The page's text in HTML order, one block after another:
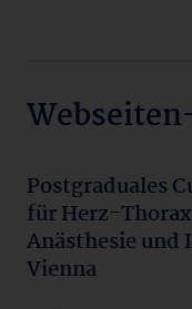
Postgraduales
für Herz-
Anästhesie
Vienna